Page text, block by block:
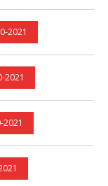
2021
2021
2021